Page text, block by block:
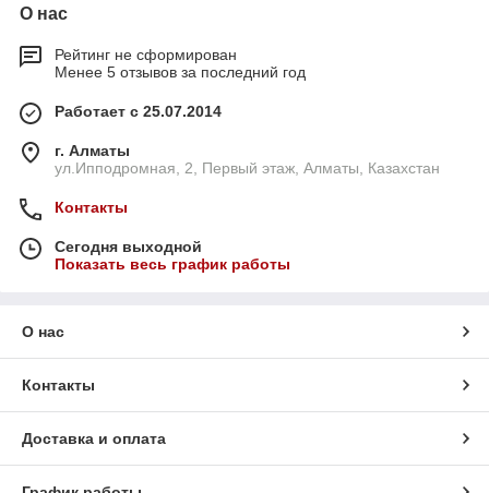
О нас
Рейтинг не сформирован
Менее 5 отзывов за последний год
Работает с 25.07.2014
г. Алматы
ул.Ипподромная, 2, Первый этаж, Алматы, Казахстан
Контакты
Сегодня выходной
Показать весь график работы
О нас
Контакты
Доставка и оплата